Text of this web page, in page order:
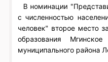
В номинации
с численностью
человек" второе место
образования
муниципального района